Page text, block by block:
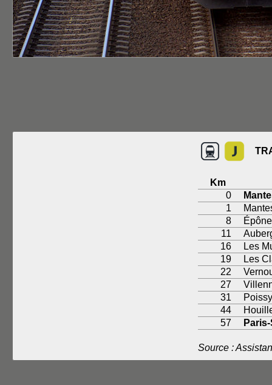
Km
0
1
8
11
16
Les
19
Les
22
27
31
Poissy
44
57
Source :